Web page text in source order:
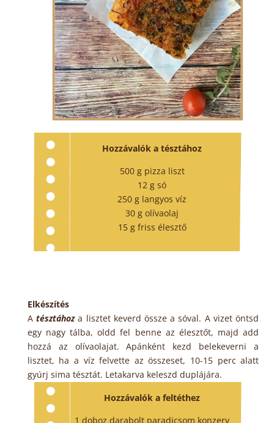
Hozzávalók a tésztához
500 g pizza liszt
12 g só
250 g langyos víz
30 g olívaolaj
15 g friss élesztő
Elkészítés
Atésztáhoza lisztet keverd össze a sóval. A vizet öntsd
egy nagy tálba, oldd fel benne az élesztőt, majd add
hozzá az olívaolajat. Apánként kezd belekeverni a
lisztet, ha a víz felvette az összeset, 10-15 perc alatt
gyúrj sima tésztát. Letakarva keleszd duplájára.
Hozzávalók a feltéthez
1 doboz darabolt paradicsom konzerv